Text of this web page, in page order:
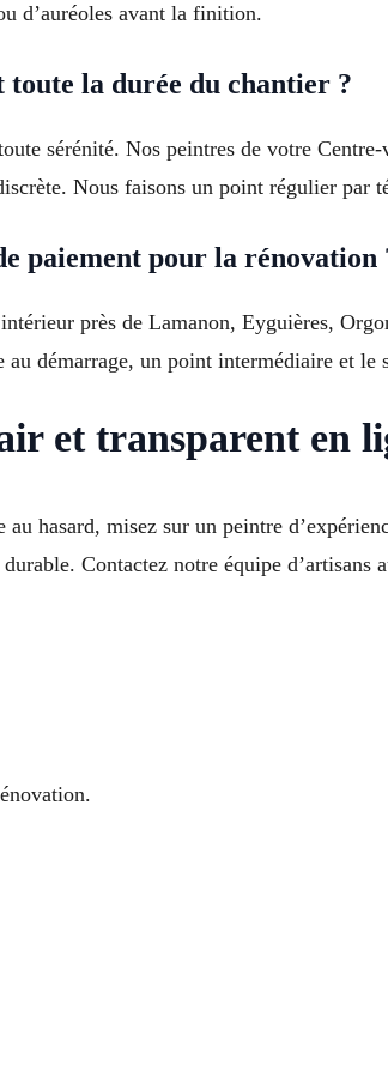
d’auréoles avant la finition.
toute la durée du chantier ?
sérénité. Nos peintres de votre
Nous faisons un point régulier par
paiement pour la rénovation
près de Lamanon, Eyguières,
au démarrage, un point intermédiaire et le
et transparent en
hasard, misez sur un peintre
Contactez notre équipe d’artisans